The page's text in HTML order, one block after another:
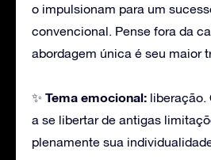
o impulsionam para um
convencional. Pense fora da
abordagem única é seu maior
✨ Tema emocional: liberação.
a se libertar de antigas
plenamente sua